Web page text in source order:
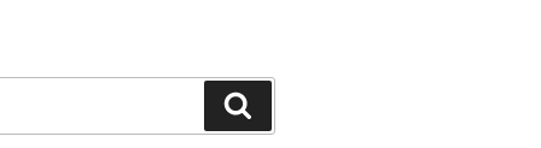
尋